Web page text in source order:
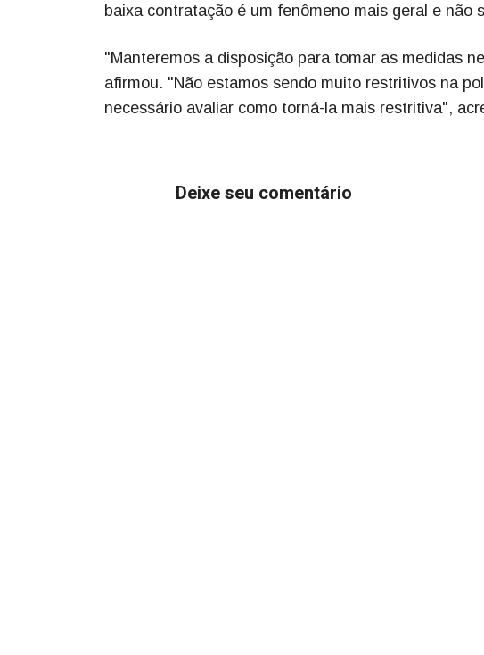
baixa contratação é um fenômeno mais geral e não
"Manteremos a disposição para tomar as medidas
afirmou. "Não estamos sendo muito restritivos na
necessário avaliar como torná-la mais restritiva",
Deixe seu comentário